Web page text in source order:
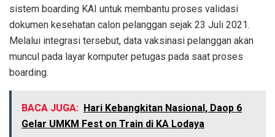
sistem boarding KAI untuk membantu proses validasi
dokumen kesehatan calon pelanggan sejak 23 Juli 2021.
Melalui integrasi tersebut, data vaksinasi pelanggan akan
muncul pada layar komputer petugas pada saat proses
boarding.
BACA JUGA: Hari Kebangkitan Nasional, Daop 6
Gelar UMKM Fest on Train di KA Lodaya